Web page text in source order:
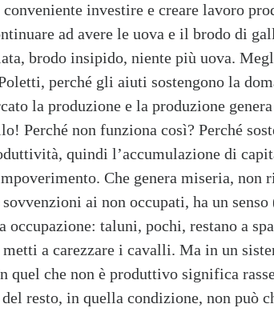
conveniente investire e creare lavoro
ad avere le uova e il brodo di
brodo insipido, niente più uova.
perché gli aiuti sostengono la
la produzione e la produzione
Perché non funziona così? Perché
quindi l’accumulazione di
Che genera miseria, non
ai non occupati, ha un senso
occupazione: taluni, pochi, restano a
a carezzare i cavalli. Ma in un
quel che non è produttivo significa
resto, in quella condizione, non può